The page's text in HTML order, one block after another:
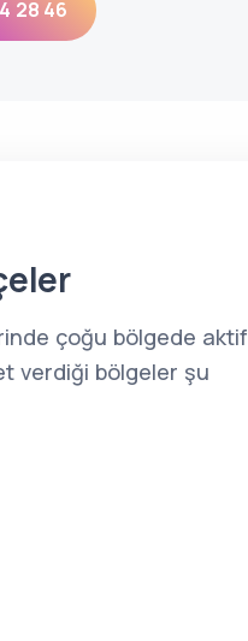
28 46
çoğu bölgede aktif
verdiği bölgeler şu